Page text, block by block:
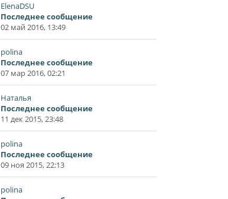
ElenaDSU
Последнее сообщение
02 май 2016, 13:49
polina
Последнее сообщение
07 мар 2016, 02:21
Наталья
Последнее сообщение
11 дек 2015, 23:48
polina
Последнее сообщение
09 ноя 2015, 22:13
polina